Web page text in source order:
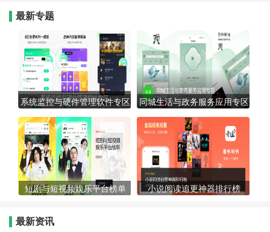
最新专题
系统监控与硬件管理软件专区 同城生活与政务服务应用专区
短剧与短视频娱乐平台榜单 小说阅读追更神器排行榜
最新资讯